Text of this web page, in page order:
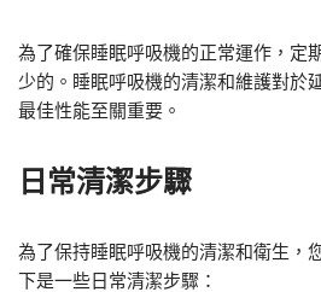
為了確保睡眠呼吸機的正常運作，定
少的。睡眠呼吸機的清潔和維護對於
最佳性能至關重要。
日常清潔步驟
為了保持睡眠呼吸機的清潔和衛生，
下是一些日常清潔步驟：